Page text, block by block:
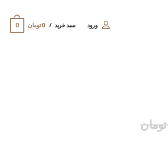
ورود سبد خرید 0 تومان 0